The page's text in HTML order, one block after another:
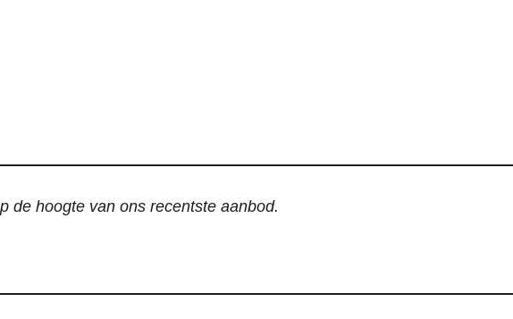
de hoogte van ons recentste aanbod.